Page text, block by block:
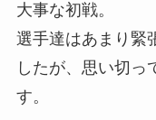
大事な初戦。
選手達はあまり緊
したが、思い切っ
す。